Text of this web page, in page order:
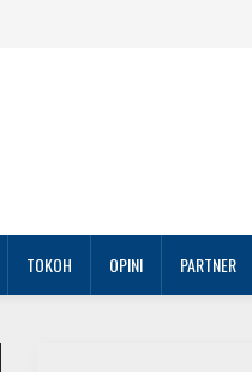
TOKOH OPINI PARTNER